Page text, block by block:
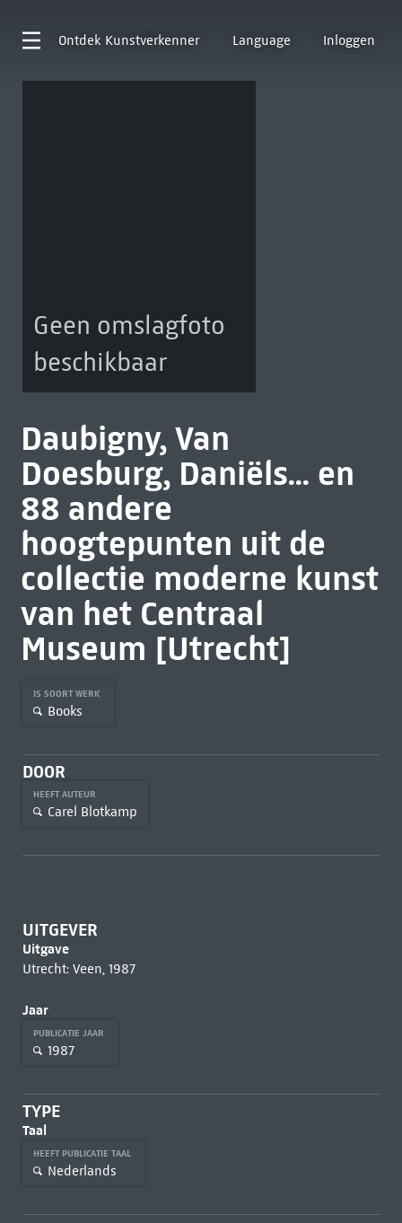
Ontdek Kunstverkenner Language Inloggen
Geen omslagfoto
beschikbaar
Daubigny, Van
Doesburg, Daniëls... en
88 andere
hoogtepunten uit de
collectie moderne kunst
van het Centraal
Museum [Utrecht]
IS SOORT WERK
Books
DOOR
HEEFT AUTEUR
Carel Blotkamp
UITGEVER
Uitgave
Utrecht: Veen, 1987
Jaar
PUBLICATIE JAAR
1987
TYPE
Taal
HEEFT PUBLICATIE TAAL
Nederlands